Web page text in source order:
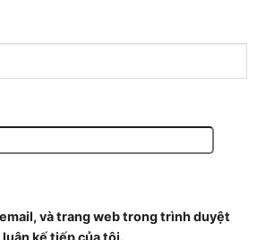
và trang web trong trình duyệt